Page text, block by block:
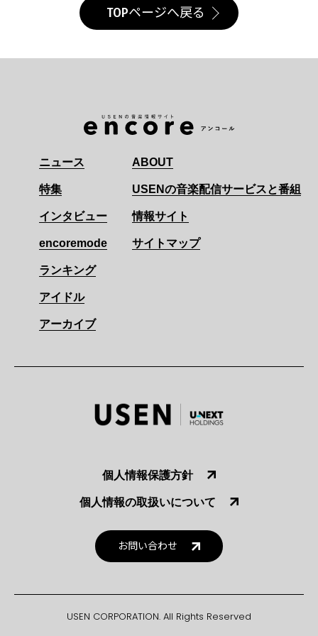
TOPページへ戻る
ニュース
特集
インタビュー
encoremode
ランキング
アイドル
アーカイブ
ABOUT
USENの音楽配信サービスと番組
情報サイト
サイトマップ
個人情報保護方針
個人情報の取扱いについて
お問い合わせ
USEN CORPORATION. All Rights Reserved